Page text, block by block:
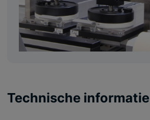
Technische informatie